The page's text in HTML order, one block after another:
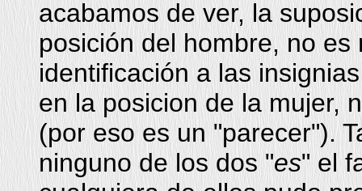
acabamos de ver, la
posición del hombre, no
identificación a las
en la posicion de la mujer,
(por eso es un "parecer").
ninguno de los dos "es" el